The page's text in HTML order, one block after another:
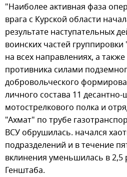
"Наиболее активная фаза
врага с Курской области
результате наступательных
воинских частей
на всех направлениях, а
противника силами
добровольческого
личного состава 11
мотострелкового полка и
"Ахмат" по трубе
ВСУ обрушилась. начался
подразделений и в течение
вклинения уменьшилась в 2,5
Генштаба.